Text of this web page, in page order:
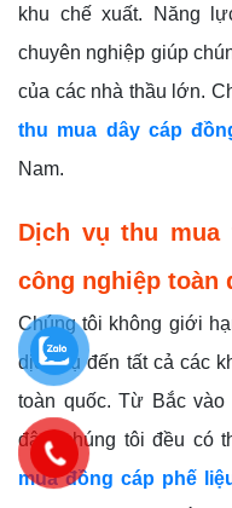
khu chế xuất. Năng
chuyên nghiệp giúp
của các nhà thầu lớn.
thu mua dây cáp
Nam.
Dịch vụ thu
công nghiệp toàn
Chúng tôi không giới
dịch vụ đến tất cả các
toàn quốc. Từ Bắc
đâu, chúng tôi đều có
mua đồng cáp phế